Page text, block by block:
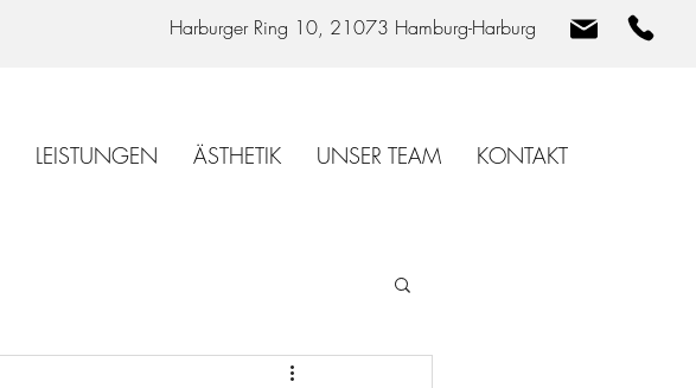
Harburger Ring 10, 21073 Hamburg-Harburg
LEISTUNGEN ÄSTHETIK UNSER TEAM KONTAKT